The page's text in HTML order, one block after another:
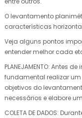
O levantamento
características
Veja alguns pontos
entender melhor cada
PLANEJAMENTO: Antes
fundamental realizar
objetivos do
necessários e elabore
COLETA DE DADOS: